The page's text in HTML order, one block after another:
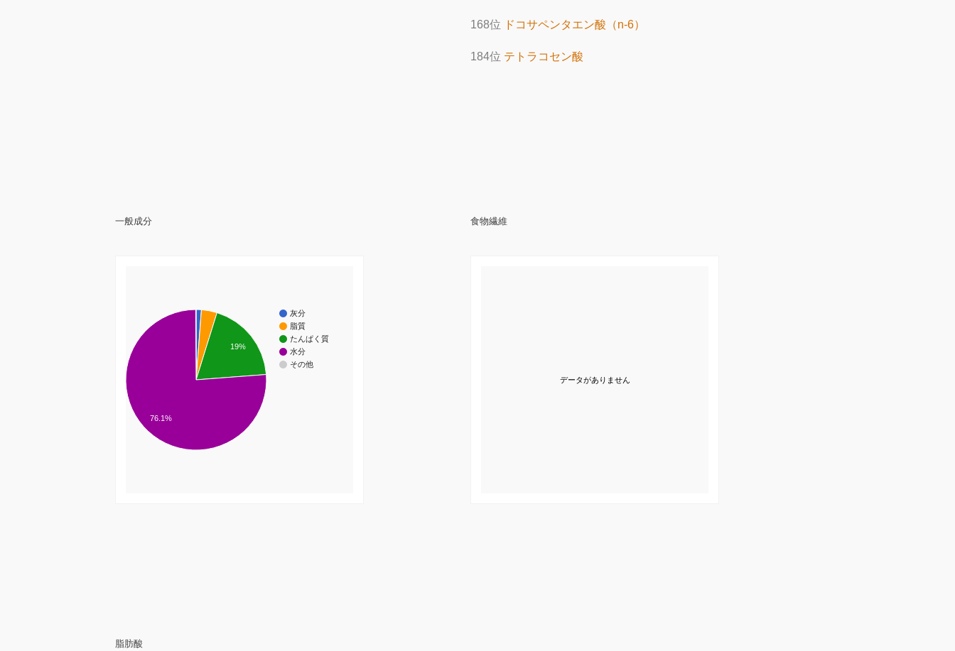
168位 ドコサペンタエン酸（n-6）
184位 テトラコセン酸
一般成分
灰分
脂質
たんぱく質
水分
その他
19%
76.1%
食物繊維
データがありません
脂肪酸